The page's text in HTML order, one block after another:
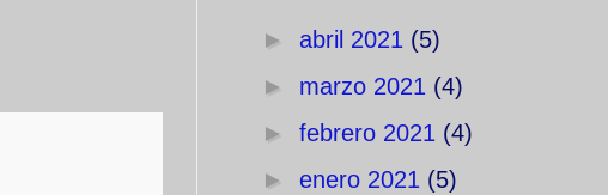
► abril 2021 (5)
► marzo 2021 (4)
► febrero 2021 (4)
► enero 2021 (5)